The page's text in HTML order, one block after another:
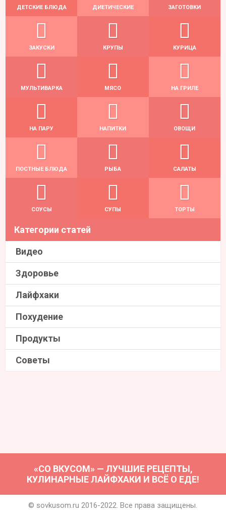
ДЕТСКИЕ БЛЮДА ДИЕТИЧЕСКИЕ ЗАГОТОВКИ
ЗАКУСКИ КРУПЫ КУРИЦА
МУЛЬТИВАРКА МЯСО НА ГРИЛЕ
НА ПАРУ НАПИТКИ ОВОЩИ
ПОСТНЫЕ БЛЮДА РЫБА САЛАТЫ
СОУСЫ СУПЫ ТОРТЫ
Категории статей
Видео
Здоровье
Лайфхаки
Похудение
Продукты
Советы
«СО ВКУСОМ» — ЛУЧШИЕ РЕЦЕПТЫ,
КУЛИНАРНЫЕ ЛАЙФХАКИ И ВСЁ О ЕДЕ!
© sovkusom.ru 2016-2022. Все права защищены.